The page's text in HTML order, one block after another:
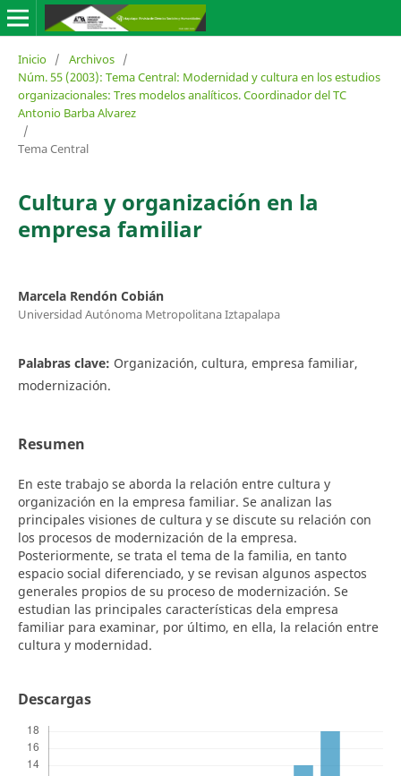
Inicio / Archivos /
Núm. 55 (2003): Tema Central: Modernidad y cultura en los estudios
organizacionales: Tres modelos analíticos. Coordinador del TC
Antonio Barba Alvarez
/
Tema Central
Cultura y organización en la
empresa familiar
Marcela Rendón Cobián
Universidad Autónoma Metropolitana Iztapalapa
Palabras clave: Organización, cultura, empresa familiar,
modernización.
Resumen
En este trabajo se aborda la relación entre cultura y
organización en la empresa familiar. Se analizan las
principales visiones de cultura y se discute su relación con
los procesos de modernización de la empresa.
Posteriormente, se trata el tema de la familia, en tanto
espacio social diferenciado, y se revisan algunos aspectos
generales propios de su proceso de modernización. Se
estudian las principales características dela empresa
familiar para examinar, por último, en ella, la relación entre
cultura y modernidad.
Descargas